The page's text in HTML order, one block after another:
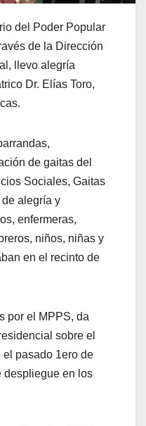
del Poder Popular
de la Dirección
llevo alegría
Dr. Elías Toro,
de gaitas del
Sociales, Gaitas
de alegría y
enfermeras,
niños, niñas y
en el recinto de
por el MPPS, da
sobre el
pasado 1ero de
despliegue en los